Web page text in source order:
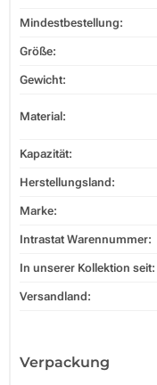
Mindestbestellung:
Größe:
Gewicht:
Material:
Kapazität:
Herstellungsland:
Marke:
Intrastat Warennummer:
In unserer Kollektion seit:
Versandland:
Verpackung